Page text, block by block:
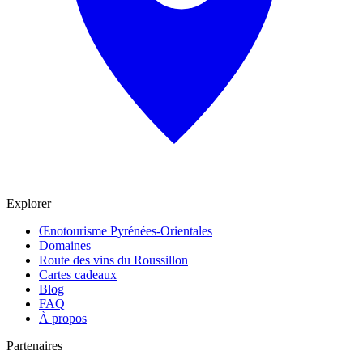
Explorer
Œnotourisme Pyrénées-Orientales
Domaines
Route des vins du Roussillon
Cartes cadeaux
Blog
FAQ
À propos
Partenaires